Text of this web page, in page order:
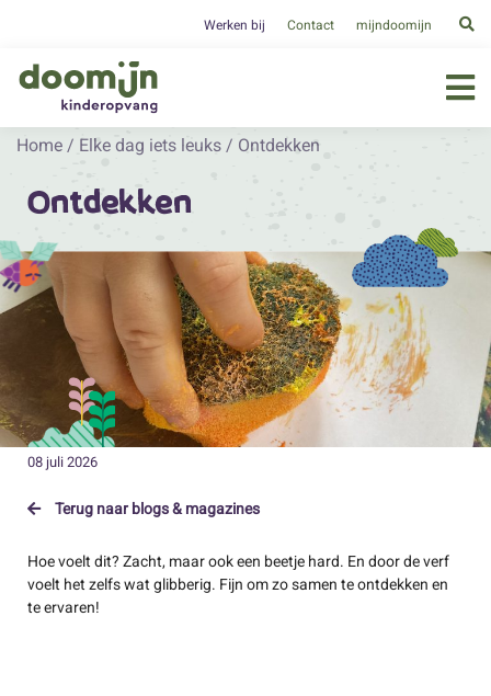
Werken bij Contact mijndoomijn
Home / Elke dag iets leuks / Ontdekken
Ontdekken
08 juli 2026
Terug naar blogs & magazines
Hoe voelt dit? Zacht, maar ook een beetje hard. En door de verf
voelt het zelfs wat glibberig. Fijn om zo samen te ontdekken en
te ervaren!